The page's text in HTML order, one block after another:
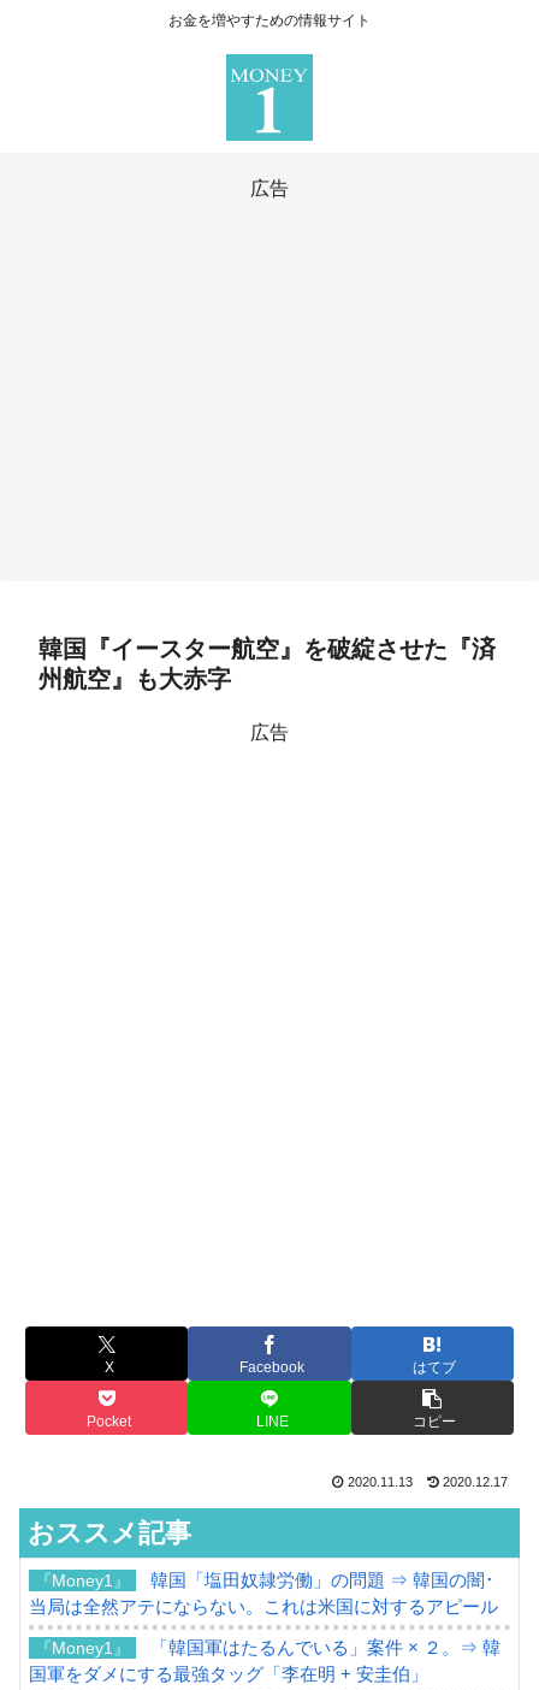
お金を増やすための情報サイト
広告
韓国『イースター航空』を破綻させた『済
州航空』も大赤字
広告
X Facebook はてブ
Pocket LINE コピー
2020.11.13 2020.12.17
おススメ記事
『Money1』
韓国「塩田奴隷労働」の問題 ⇒ 韓国の闇･
当局は全然アテにならない。これは米国に対するアピール
『Money1』
「韓国軍はたるんでいる」案件 × ２。⇒ 韓
国軍をダメにする最強タッグ「李在明 + 安圭伯」